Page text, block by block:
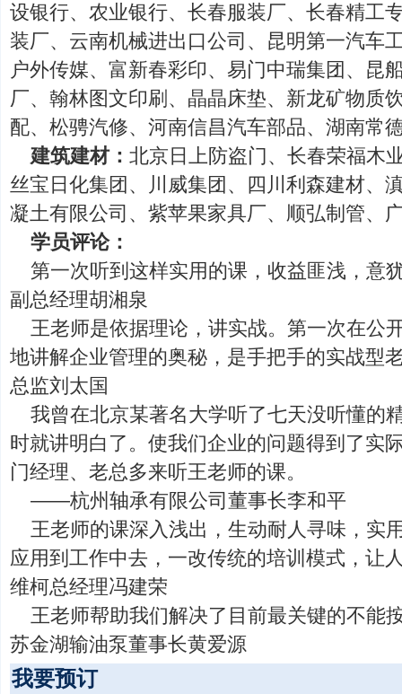
设银行、农业银行、长春服装厂、长春精工
装厂、云南机械进出口公司、昆明第一汽车
户外传媒、富新春彩印、易门中瑞集团、昆
厂、翰林图文印刷、晶晶床垫、新龙矿物质
配、松骋汽修、河南信昌汽车部品、湖南常
建筑建材：北京日上防盗门、长春荣福木
丝宝日化集团、川威集团、四川利森建材、
凝土有限公司、紫苹果家具厂、顺弘制管、
学员评论：
第一次听到这样实用的课，收益匪浅，
副总经理胡湘泉
王老师是依据理论，讲实战。第一次在公
地讲解企业管理的奥秘，是手把手的实战
总监刘太国
我曾在北京某著名大学听了七天没听懂的
时就讲明白了。使我们企业的问题得到了实
门经理、老总多来听王老师的课。
——杭州轴承有限公司董事长李和平
王老师的课深入浅出，生动耐人寻味，实
应用到工作中去，一改传统的培训模式，
维柯总经理冯建荣
王老师帮助我们解决了目前最关键的不
苏金湖输油泵董事长黄爱源
我要预订